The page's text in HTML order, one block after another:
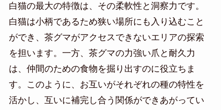
白猫の最大の特徴は、その柔軟性と洞察力です。
白猫は小柄であるため狭い場所にも入り込むこと
ができ、茶グマがアクセスできないエリアの探索
を担います。一方、茶グマの力強い爪と耐久力
は、仲間のための食物を掘り出すのに役立ちま
す。このように、お互いがそれぞれの種の特性を
活かし、互いに補完し合う関係ができあがってい